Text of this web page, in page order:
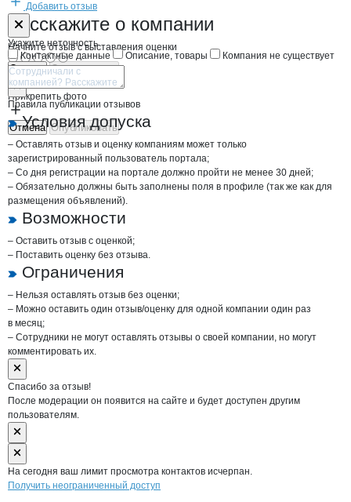
Добавить отзыв
Расскажите о компании
Начните отзыв с выставления оценки
Прикрепить фото
Отмена Опубликовать
Форма обратной связи о неточностях
Укажите неточность
Контактные данные
Описание, товары Компания не существует
Отмена Опубликовать
Правила публикации отзывов
Условия допуска
– Оставлять отзыв и оценку компаниям может только
зарегистрированный пользователь портала;
– Со дня регистрации на портале должно пройти не менее 30 дней;
– Обязательно должны быть заполнены поля в профиле (так же как для
размещения объявлений).
Возможности
– Оставить отзыв с оценкой;
– Поставить оценку без отзыва.
Ограничения
– Нельзя оставлять отзыв без оценки;
– Можно оставить один отзыв/оценку для одной компании один раз
в месяц;
– Сотрудники не могут оставлять отзывы о своей компании, но могут
комментировать их.
Спасибо за отзыв!
После модерации он появится на сайте и будет доступен другим
пользователям.
На сегодня ваш лимит просмотра контактов исчерпан.
Получить неограниченный доступ